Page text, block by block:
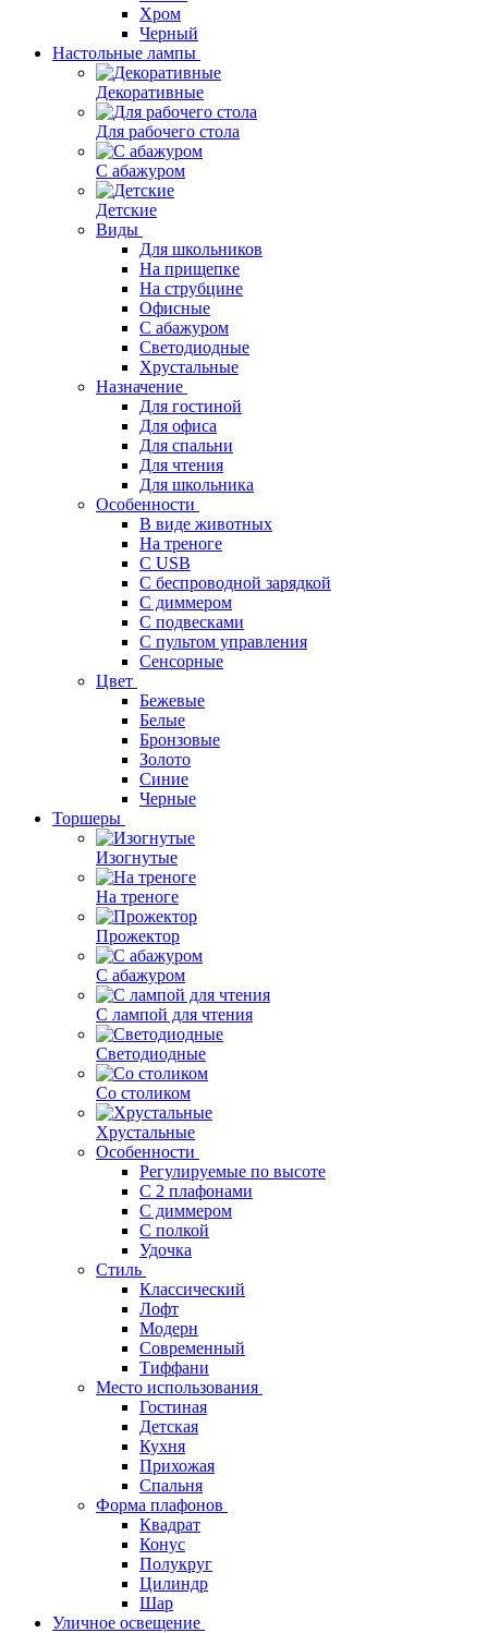
Хром
Черный
Настольные лампы
Декоративные
Для рабочего стола
С абажуром
Детские
Виды
Для школьников
На прищепке
На струбцине
Офисные
С абажуром
Светодиодные
Хрустальные
Назначение
Для гостиной
Для офиса
Для спальни
Для чтения
Для школьника
Особенности
В виде животных
На треноге
С USB
С беспроводной зарядкой
С диммером
С подвесками
С пультом управления
Сенсорные
Цвет
Бежевые
Белые
Бронзовые
Золото
Синие
Черные
Торшеры
Изогнутые
На треноге
Прожектор
С абажуром
С лампой для чтения
Светодиодные
Со столиком
Хрустальные
Особенности
Регулируемые по высоте
С 2 плафонами
С диммером
С полкой
Удочка
Стиль
Классический
Лофт
Модерн
Современный
Тиффани
Место использования
Гостиная
Детская
Кухня
Прихожая
Спальня
Форма плафонов
Квадрат
Конус
Полукруг
Цилиндр
Шар
Уличное освещение